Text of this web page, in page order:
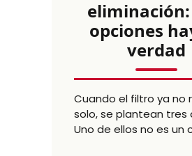
opciones
verdad
Cuando el filtro ya no
solo, se plantean tres
Uno de ellos no es un